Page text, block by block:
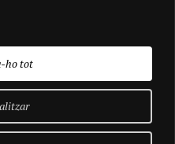
ho tot